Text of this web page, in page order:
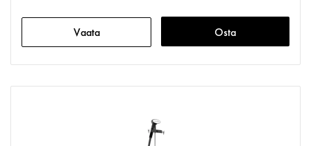
Vaata Osta